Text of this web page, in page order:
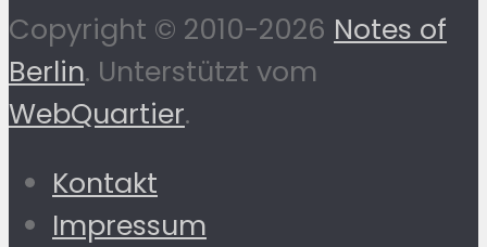
Copyright © 2010-2026 Notes of
Berlin. Unterstützt vom
WebQuartier.
Kontakt
Impressum